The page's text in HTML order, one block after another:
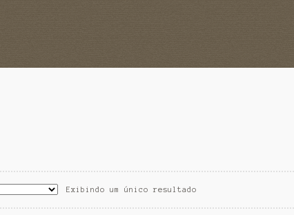
Exibindo um único resultado